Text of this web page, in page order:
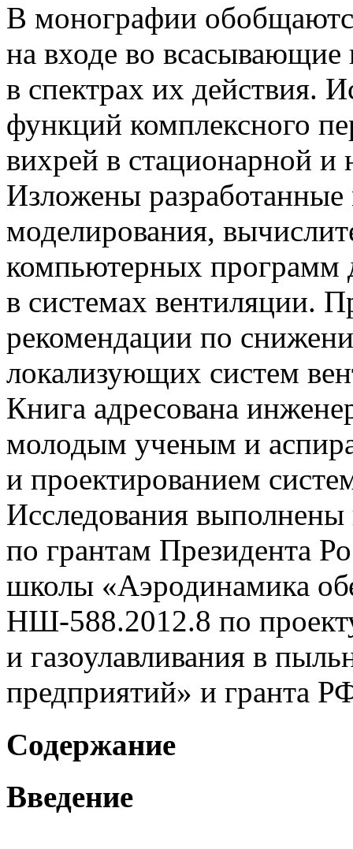
В монографии
на входе во
в спектрах их действия.
функций комплексного
вихрей в стационарной и
Изложены разработанные
моделирования,
компьютерных программ
в системах вентиляции.
рекомендации по
локализующих систем
Книга адресована
молодым ученым и
и проектированием
Исследования
по грантам Президента
школы «Аэродинамика
НШ-588.2012.8 по
и газоулавливания в
предприятий» и гранта
Содержание
Введение